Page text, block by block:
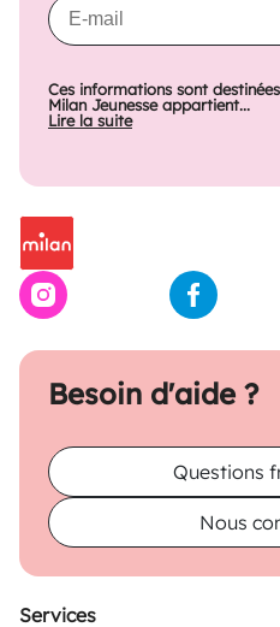
Besoin d'aide ?
Questions
Nous
Ces informations sont
Milan Jeunesse appartient...
Lire la suite
Services